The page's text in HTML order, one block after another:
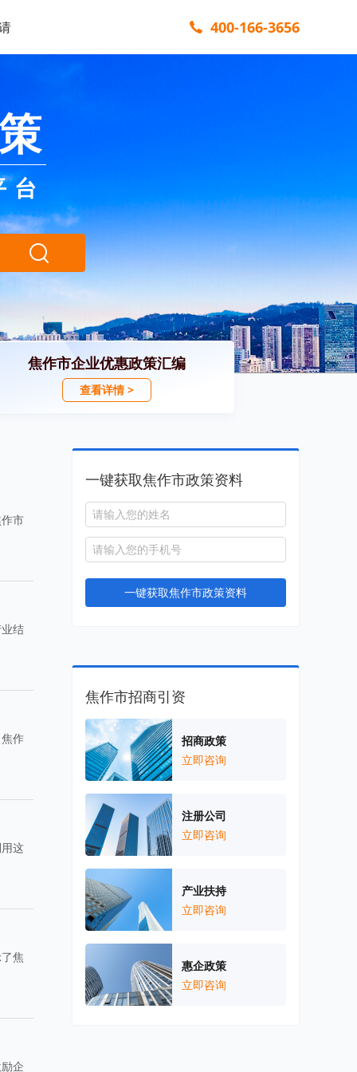
400-166-3656
台
焦作市企业优惠政策汇编
查看详情 >
市
结
作
这
焦
企
一键获取焦作市政策资料
一键获取焦作市政策资料
焦作市招商引资
招商政策
立即咨询
注册公司
立即咨询
产业扶持
立即咨询
惠企政策
立即咨询